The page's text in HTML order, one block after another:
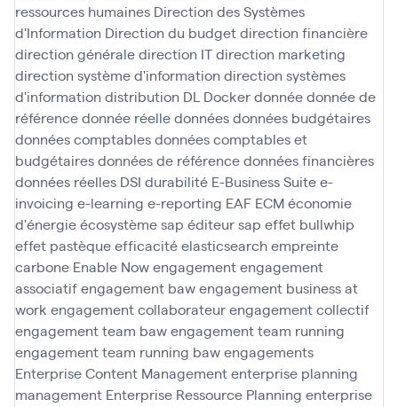
ressources humaines Direction des Systèmes
d'Information Direction du budgetdirection financière
direction généraledirection ITdirection marketing
direction système d'information direction systèmes
d'information distribution DL Dockerdonnéedonnée de
référencedonnée réelledonnéesdonnées budgétaires
données comptablesdonnées comptables et
budgétairesdonnées de référencedonnées financières
données réelles DSI durabilité E-Business Suitee-
invoicing e-learning e-reporting EAF ECMéconomie
d'énergieécosystème sap éditeur sap effet bullwhip
effet pastèqueefficacitéelasticsearchempreinte
carbone Enable Nowengagementengagement
associatifengagement bawengagement business at
work engagement collaborateurengagement collectif
engagement team bawengagement team running
engagement team running bawengagements
Enterprise Content Managemententerprise planning
management Enterprise Ressource Planning enterprise